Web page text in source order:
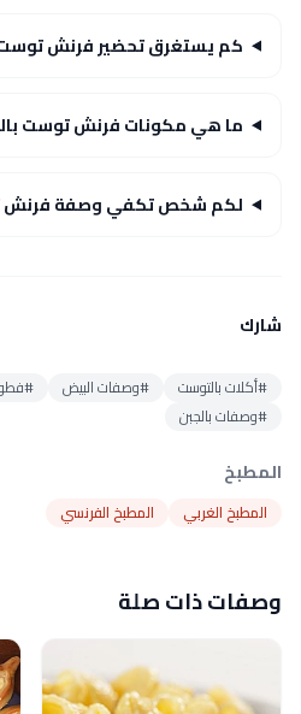
كم يستغرق تحضير فرنش توست
ما هي مكونات فرنش توست
لكم شخص تكفي وصفة فرنش
شارك
#أكلات بالتوست #وصفات البيض
#وصفات بالجبن
المطبخ
المطبخ الغربي المطبخ الفرنسي
وصفات ذات صلة